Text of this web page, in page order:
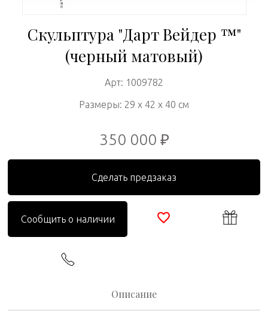
Скульптура "Дарт Вейдер ™"
(черный матовый)
Арт: 1009782
Размеры: 29 x 42 x 40 см
350 000 ₽
Сделать предзаказ
Сообщить о наличии
Описание